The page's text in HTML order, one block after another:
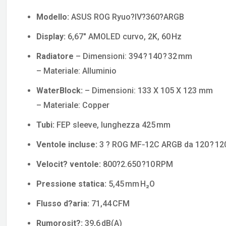
Modello: ASUS ROG Ryuo?IV?360?ARGB
Display: 6,67″ AMOLED curvo, 2K, 60 Hz
Radiatore – Dimensioni: 394 ? 140 ? 32 mm
– Materiale: Alluminio
WaterBlock: – Dimensioni: 133 X 105 X 123 mm
– Materiale: Copper
Tubi: FEP sleeve, lunghezza 425 mm
Ventole incluse: 3 ? ROG MF‑12C ARGB da 120 ?
Velocit? ventole: 800?2.650 ?10 RPM
Pressione statica: 5,45 mm H₂O
Flusso d?aria: 71,44 CFM
Rumorosit?: 39,6 dB(A)